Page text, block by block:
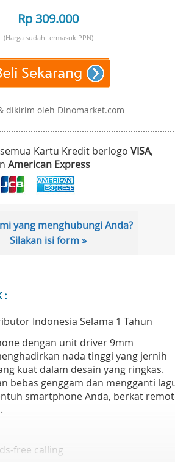
Rp 309.000
(Harga sudah termasuk PPN)
dikirim oleh Dinomarket.com
Kartu Kredit berlogo VISA,
American Express
yang menghubungi Anda?
Silakan isi form »
:
Indonesia Selama 1 Tahun
dengan unit driver 9mm
nada tinggi yang jernih
kuat dalam desain yang ringkas.
bebas genggam dan mengganti
smartphone Anda, berkat
free calling